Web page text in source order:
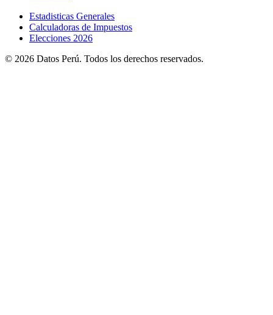
Estadisticas Generales
Calculadoras de Impuestos
Elecciones 2026
© 2026 Datos Perú. Todos los derechos reservados.